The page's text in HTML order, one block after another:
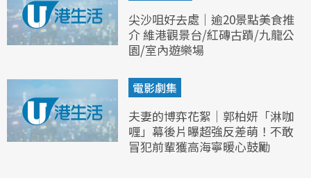
尖沙咀好去處｜逾20景點美食推
介 維港觀景台/紅磚古蹟/九龍公
園/室內遊樂場
電影劇集
夫妻的博弈花絮｜郭柏妍「淋咖
喱」幕後片曝超強反差萌！不敢
冒犯前輩獲高海寧暖心鼓勵